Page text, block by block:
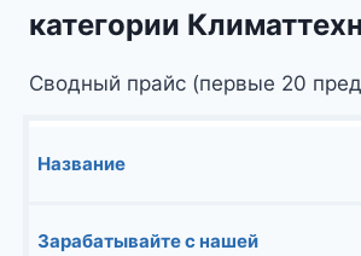
категории
Сводный прайс (первые 20
Название
Зарабатывайте с нашей